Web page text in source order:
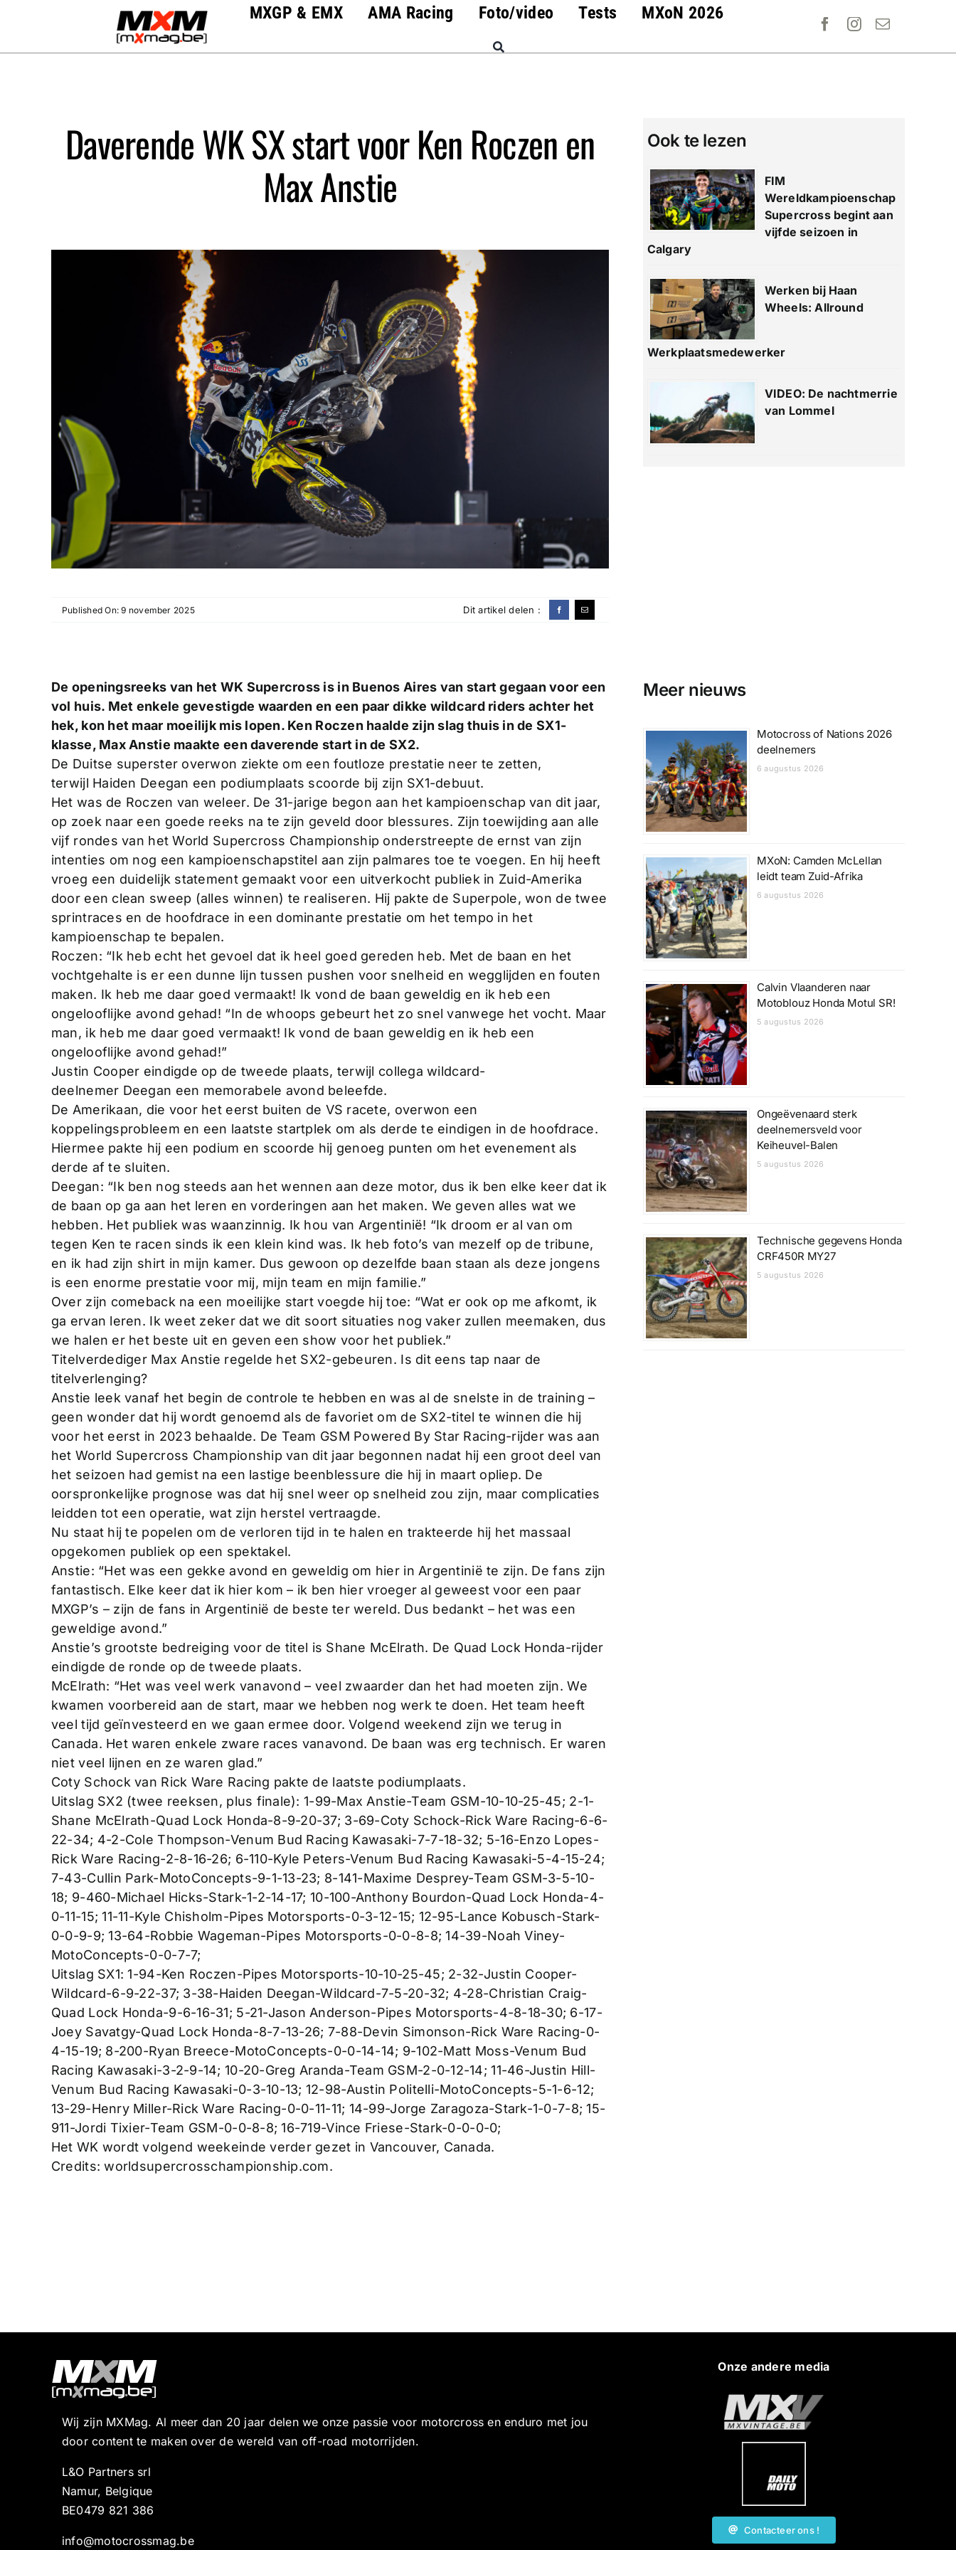
MXGP & EMX AMA Racing Foto/video Tests MXoN 2026
Daverende WK SX start voor Ken Roczen en
Max Anstie
Ook te lezen
FIM
Wereldkampioenschap
Supercross begint aan
vijfde seizoen in
Calgary
Werken bij Haan
Wheels: Allround
Werkplaatsmedewerker
VIDEO: De nachtmerrie
van Lommel
Published On: 9 november 2025 Dit artikel delen :
De openingsreeks van het WK Supercross is in Buenos Aires van start gegaan voor een
vol huis. Met enkele gevestigde waarden en een paar dikke wildcard riders achter het
hek, kon het maar moeilijk mis lopen. Ken Roczen haalde zijn slag thuis in de SX1-
klasse, Max Anstie maakte een daverende start in de SX2.
De Duitse superster overwon ziekte om een foutloze prestatie neer te zetten,
terwijl Haiden Deegan een podiumplaats scoorde bij zijn SX1-debuut.
Het was de Roczen van weleer. De 31-jarige begon aan het kampioenschap van dit jaar,
op zoek naar een goede reeks na te zijn geveld door blessures. Zijn toewijding aan alle
vijf rondes van het World Supercross Championship onderstreepte de ernst van zijn
intenties om nog een kampioenschapstitel aan zijn palmares toe te voegen. En hij heeft
vroeg een duidelijk statement gemaakt voor een uitverkocht publiek in Zuid-Amerika
door een clean sweep (alles winnen) te realiseren. Hij pakte de Superpole, won de twee
sprintraces en de hoofdrace in een dominante prestatie om het tempo in het
kampioenschap te bepalen.
Roczen: “Ik heb echt het gevoel dat ik heel goed gereden heb. Met de baan en het
vochtgehalte is er een dunne lijn tussen pushen voor snelheid en wegglijden en fouten
maken. Ik heb me daar goed vermaakt! Ik vond de baan geweldig en ik heb een
ongelooflijke avond gehad! “In de whoops gebeurt het zo snel vanwege het vocht. Maar
man, ik heb me daar goed vermaakt! Ik vond de baan geweldig en ik heb een
ongelooflijke avond gehad!”
Justin Cooper eindigde op de tweede plaats, terwijl collega wildcard-
deelnemer Deegan een memorabele avond beleefde.
De Amerikaan, die voor het eerst buiten de VS racete, overwon een
koppelingsprobleem en een laatste startplek om als derde te eindigen in de hoofdrace.
Hiermee pakte hij een podium en scoorde hij genoeg punten om het evenement als
derde af te sluiten.
Deegan: “Ik ben nog steeds aan het wennen aan deze motor, dus ik ben elke keer dat ik
de baan op ga aan het leren en vorderingen aan het maken. We geven alles wat we
hebben. Het publiek was waanzinnig. Ik hou van Argentinië! “Ik droom er al van om
tegen Ken te racen sinds ik een klein kind was. Ik heb foto’s van mezelf op de tribune,
en ik had zijn shirt in mijn kamer. Dus gewoon op dezelfde baan staan als deze jongens
is een enorme prestatie voor mij, mijn team en mijn familie.”
Over zijn comeback na een moeilijke start voegde hij toe: “Wat er ook op me afkomt, ik
ga ervan leren. Ik weet zeker dat we dit soort situaties nog vaker zullen meemaken, dus
we halen er het beste uit en geven een show voor het publiek.”
Titelverdediger Max Anstie regelde het SX2-gebeuren. Is dit eens tap naar de
titelverlenging?
Anstie leek vanaf het begin de controle te hebben en was al de snelste in de training –
geen wonder dat hij wordt genoemd als de favoriet om de SX2-titel te winnen die hij
voor het eerst in 2023 behaalde. De Team GSM Powered By Star Racing-rijder was aan
het World Supercross Championship van dit jaar begonnen nadat hij een groot deel van
het seizoen had gemist na een lastige beenblessure die hij in maart opliep. De
oorspronkelijke prognose was dat hij snel weer op snelheid zou zijn, maar complicaties
leidden tot een operatie, wat zijn herstel vertraagde.
Nu staat hij te popelen om de verloren tijd in te halen en trakteerde hij het massaal
opgekomen publiek op een spektakel.
Anstie: “Het was een gekke avond en geweldig om hier in Argentinië te zijn. De fans zijn
fantastisch. Elke keer dat ik hier kom – ik ben hier vroeger al geweest voor een paar
MXGP’s – zijn de fans in Argentinië de beste ter wereld. Dus bedankt – het was een
geweldige avond.”
Anstie’s grootste bedreiging voor de titel is Shane McElrath. De Quad Lock Honda-rijder
eindigde de ronde op de tweede plaats.
McElrath: “Het was veel werk vanavond – veel zwaarder dan het had moeten zijn. We
kwamen voorbereid aan de start, maar we hebben nog werk te doen. Het team heeft
veel tijd geïnvesteerd en we gaan ermee door. Volgend weekend zijn we terug in
Canada. Het waren enkele zware races vanavond. De baan was erg technisch. Er waren
niet veel lijnen en ze waren glad.”
Coty Schock van Rick Ware Racing pakte de laatste podiumplaats.
Uitslag SX2 (twee reeksen, plus finale): 1-99-Max Anstie-Team GSM-10-10-25-45; 2-1-
Shane McElrath-Quad Lock Honda-8-9-20-37; 3-69-Coty Schock-Rick Ware Racing-6-6-
22-34; 4-2-Cole Thompson-Venum Bud Racing Kawasaki-7-7-18-32; 5-16-Enzo Lopes-
Rick Ware Racing-2-8-16-26; 6-110-Kyle Peters-Venum Bud Racing Kawasaki-5-4-15-24;
7-43-Cullin Park-MotoConcepts-9-1-13-23; 8-141-Maxime Desprey-Team GSM-3-5-10-
18; 9-460-Michael Hicks-Stark-1-2-14-17; 10-100-Anthony Bourdon-Quad Lock Honda-4-
0-11-15; 11-11-Kyle Chisholm-Pipes Motorsports-0-3-12-15; 12-95-Lance Kobusch-Stark-
0-0-9-9; 13-64-Robbie Wageman-Pipes Motorsports-0-0-8-8; 14-39-Noah Viney-
MotoConcepts-0-0-7-7;
Uitslag SX1: 1-94-Ken Roczen-Pipes Motorsports-10-10-25-45; 2-32-Justin Cooper-
Wildcard-6-9-22-37; 3-38-Haiden Deegan-Wildcard-7-5-20-32; 4-28-Christian Craig-
Quad Lock Honda-9-6-16-31; 5-21-Jason Anderson-Pipes Motorsports-4-8-18-30; 6-17-
Joey Savatgy-Quad Lock Honda-8-7-13-26; 7-88-Devin Simonson-Rick Ware Racing-0-
4-15-19; 8-200-Ryan Breece-MotoConcepts-0-0-14-14; 9-102-Matt Moss-Venum Bud
Racing Kawasaki-3-2-9-14; 10-20-Greg Aranda-Team GSM-2-0-12-14; 11-46-Justin Hill-
Venum Bud Racing Kawasaki-0-3-10-13; 12-98-Austin Politelli-MotoConcepts-5-1-6-12;
13-29-Henry Miller-Rick Ware Racing-0-0-11-11; 14-99-Jorge Zaragoza-Stark-1-0-7-8; 15-
911-Jordi Tixier-Team GSM-0-0-8-8; 16-719-Vince Friese-Stark-0-0-0-0;
Het WK wordt volgend weekeinde verder gezet in Vancouver, Canada.
Credits: worldsupercrosschampionship.com.
Meer nieuws
Motocross of Nations 2026
deelnemers
6 augustus 2026
MXoN: Camden McLellan
leidt team Zuid-Afrika
6 augustus 2026
Calvin Vlaanderen naar
Motoblouz Honda Motul SR!
5 augustus 2026
Ongeëvenaard sterk
deelnemersveld voor
Keiheuvel-Balen
5 augustus 2026
Technische gegevens Honda
CRF450R MY27
5 augustus 2026
Wij zijn MXMag. Al meer dan 20 jaar delen we onze passie voor motorcross en enduro met jou
door content te maken over de wereld van off-road motorrijden.
L&O Partners srl
Namur, Belgique
BE0479 821 386
info@motocrossmag.be
Onze andere media
Contacteer ons !